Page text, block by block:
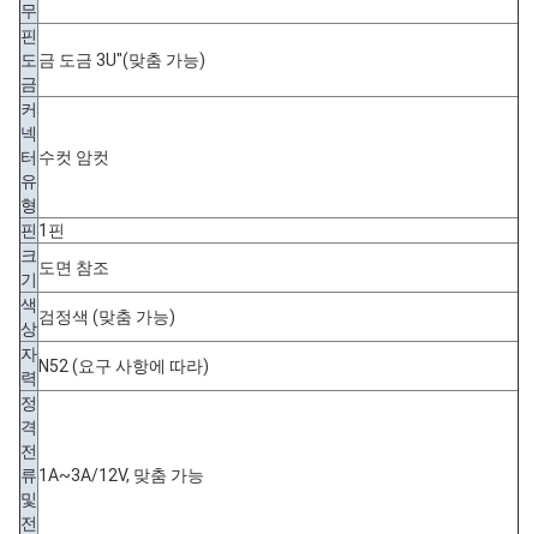
무
핀
도
금
금 도금 3U"(맞춤 가능)
커
넥
터
유
형
수컷 암컷
핀 1핀
크
기
도면 참조
색
상
검정색 (맞춤 가능)
자
력
N52 (요구 사항에 따라)
정
격
전
류
및
전
1A~3A/12V, 맞춤 가능